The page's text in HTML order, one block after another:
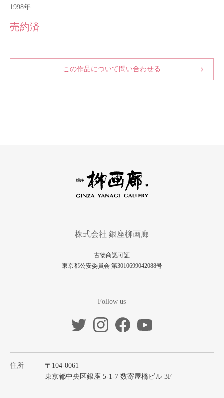
1998年
売約済
この作品について問い合わせる
株式会社 銀座柳画廊
古物商認可証
東京都公安委員会 第3010699042088号
Follow us
住所
〒104-0061
東京都中央区銀座 5-1-7 数寄屋橋ビル 3F